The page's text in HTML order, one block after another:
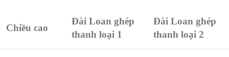
Chiều cao
Đài Loan ghép
thanh loại 1
Đài Loan ghép
thanh loại 2